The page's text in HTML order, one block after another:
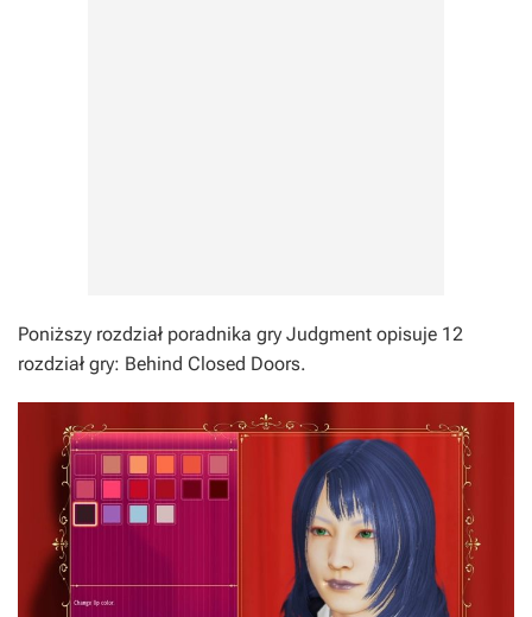
Poniższy rozdział poradnika gry Judgment opisuje 12
rozdział gry: Behind Closed Doors.